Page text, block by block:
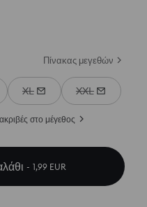
Πίνακας μεγεθών
XL XXL
στο μέγεθος
1,99 EUR